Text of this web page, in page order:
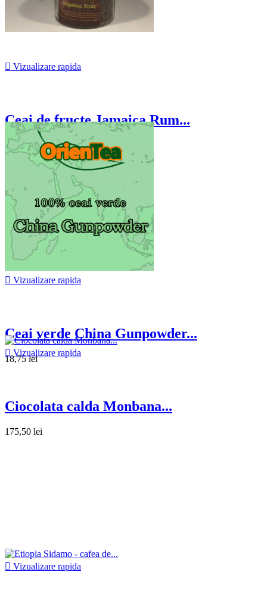
 Vizualizare rapida
Ceai de fructe Jamaica Rum...
24,50 lei
 Vizualizare rapida
Ceai verde China Gunpowder...
18,75 lei
 Vizualizare rapida
Ciocolata calda Monbana...
175,50 lei
 Vizualizare rapida